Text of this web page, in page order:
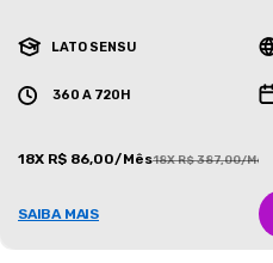
LATO SENSU
360 A 720H
18X R$ 86,00/Mês18X R$ 387,00/Mês
SAIBA MAIS